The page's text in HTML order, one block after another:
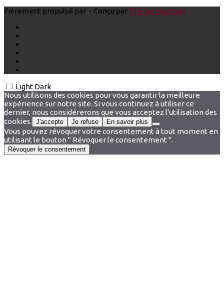
Fièrement propulsé par - Conçu par Thème Hueman
Light Dark
Nous utilisons des cookies pour vous garantir la meilleure
expérience sur notre site. Si vous continuez à utiliser ce
dernier, nous considérerons que vous acceptez l'utilisation des
cookies. J'accepte Je refuse En savoir plus
Vous pouvez révoquer votre consentement à tout moment en
utilisant le bouton " Révoquer le consentement ".
Révoquer le consentement